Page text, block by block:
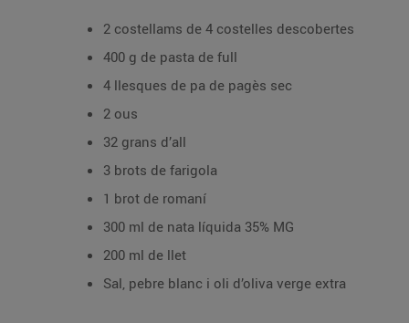
2 costellams de 4 costelles descobertes
400 g de pasta de full
4 llesques de pa de pagès sec
2 ous
32 grans d’all
3 brots de farigola
1 brot de romaní
300 ml de nata líquida 35% MG
200 ml de llet
Sal, pebre blanc i oli d’oliva verge extra